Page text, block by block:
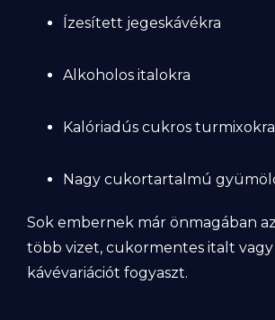
Ízesített jegeskávékra
Alkoholos italokra
Kalóriadús cukros turmixokra
Nagy cukortartalmú
Sok embernek már önmagában
több vizet, cukormentes italt
kávévariációt fogyaszt.